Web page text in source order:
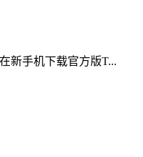
新手机下载官方版T...